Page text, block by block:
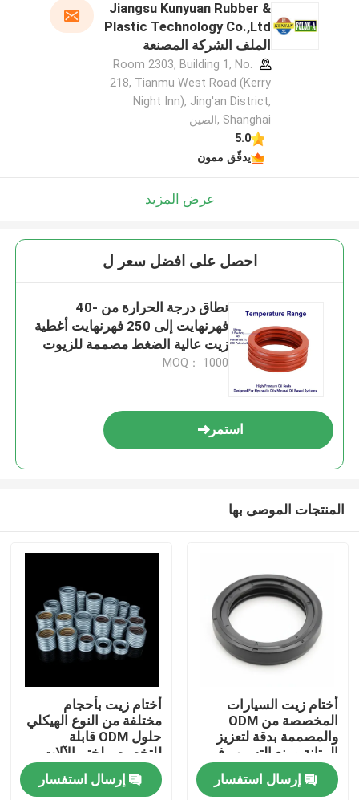
المنتجات
أشرطة فيديو
Jiangsu Kunyuan Rubber &
Plastic Technology Co.,Ltd
الملف الشركة المصنعة
Room 2303, Building 1, No.
218, Tianmu West Road (Kerry
Night Inn), Jing'an District,
Shanghai ,الصين
5.0
يدقّق ممون
عرض المزيد
احصل على افضل سعر ل
نطاق درجة الحرارة من -40
فهرنهايت إلى 250 فهرنهايت أغطية
زيت عالية الضغط مصممة للزيوت
الهيدروليكية النظم المعتمدة على
MOQ： 1000
استمر
المنتجات الموصى بها
أختام زيت السيارات
المخصصة من ODM
والمصممة بدقة لتعزيز
المتانة ومنع التسرب في
أنظمة المركبات
إرسال استفسار
أختام زيت بأحجام
مختلفة من النوع الهيكلي
حلول ODM قابلة
للتخصيص لختم الآلات
والمعدات الثقيلة
إرسال استفسار